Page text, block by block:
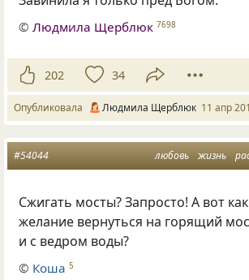
©Людмила Щерблюк 7698
202 34
Опубликовала Людмила Щерблюк 11 апр
любовь жизнь
#54044
Сжигать мосты? Запросто! А вот
желание вернуться на горящий
и с ведром воды?
© Коша 5